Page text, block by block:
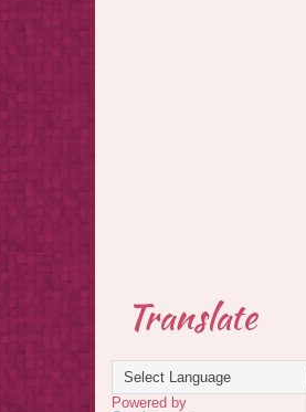
Translate
Powered by